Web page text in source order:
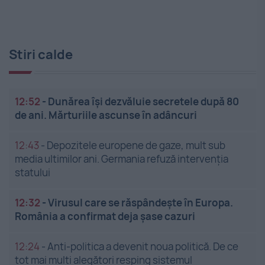
Stiri calde
12:52 - Dunărea își dezvăluie secretele după 80
de ani. Mărturiile ascunse în adâncuri
12:43 - Depozitele europene de gaze, mult sub
media ultimilor ani. Germania refuză intervenția
statului
12:32 -Virusul care se răspândește în Europa.
România a confirmat deja șase cazuri
12:24 -Anti-politica a devenit noua politică. De ce
tot mai mulți alegători resping sistemul